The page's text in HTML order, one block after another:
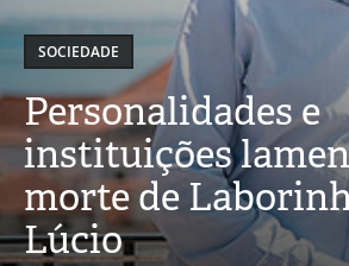
SOCIEDADE
Personalidades e
instituições
morte de
Lúcio